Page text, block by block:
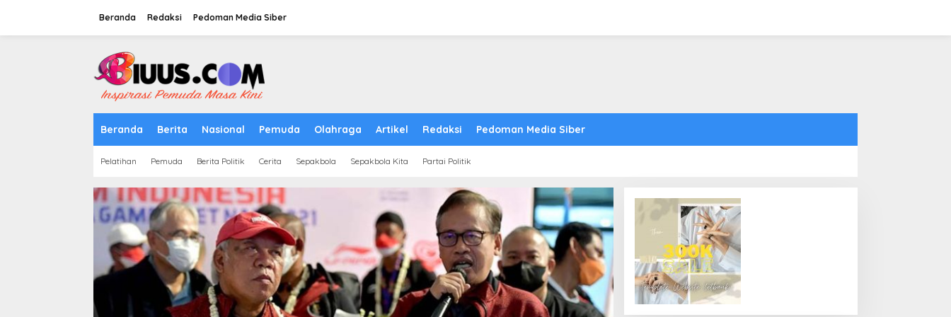
Beranda Redaksi Pedoman Media Siber
Beranda Berita Nasional Pemuda Olahraga Artikel Redaksi Pedoman Media Siber
Pelatihan Pemuda Berita Politik Cerita Sepakbola Sepakbola Kita Partai Politik